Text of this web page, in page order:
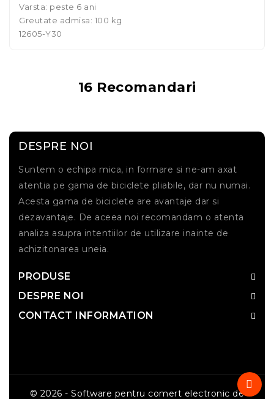
Varsta: peste 6 ani
Greutate admisa: 100 kg
12605-Y30
16 Recomandari
DESPRE NOI
Suntem o echipa mica, in formare si ne-am axat
atentia pe gama de biciclete pliabile, dar nu numai.
Acesta gama de biciclete are avantaje dar si
dezavantaje. De aceea noi recomandam o atenta
analiza asupra intentiilor de utilizare inainte de
achizitonarea uneia.
PRODUSE
DESPRE NOI
CONTACT INFORMATION
© 2026 - Software pentru comert electronic de